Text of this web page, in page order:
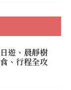
遊、晨靜樹
、行程全攻